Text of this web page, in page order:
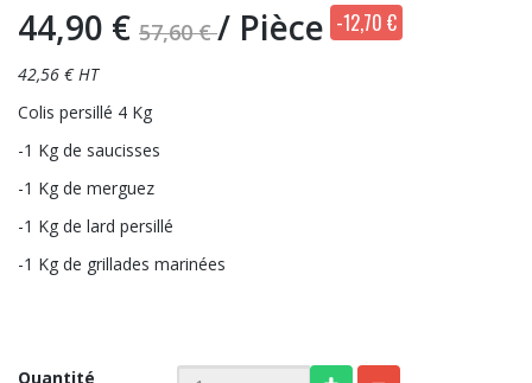
44,90 € 57,60 €/ Pièce -12,70 €
42,56 € HT
Colis persillé 4 Kg
-1 Kg de saucisses
-1 Kg de merguez
-1 Kg de lard persillé
-1 Kg de grillades marinées
Quantité